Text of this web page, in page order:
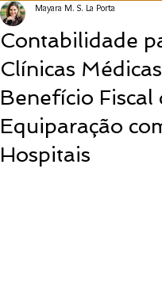
Contabilidade
Clínicas
Benefício Fiscal
Equiparação
Hospitais
Mayara M. S. La Porta